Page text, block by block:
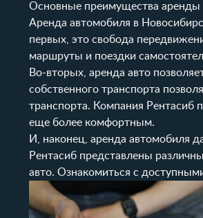
Основные преимущества аренды
Аренда автомобиля в
первых, это свобода
маршруты и поездки
Во-вторых, аренда авто
собственного транспорта
транспорта. Компания Рентасиб
еще более комфортным.
И, наконец, аренда автомобиля
Рентасиб представлены
авто. Ознакомиться с